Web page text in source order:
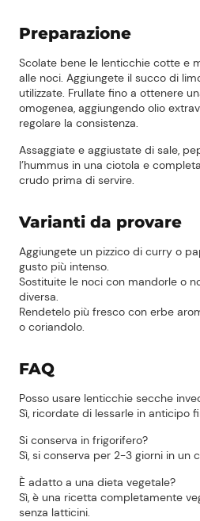
Preparazione
Scolate bene le lenticchie cotte e
alle noci. Aggiungete il succo di
utilizzate. Frullate fino a ottenere
omogenea, aggiungendo olio
regolare la consistenza.
Assaggiate e aggiustate di sale,
l’hummus in una ciotola e
crudo prima di servire.
Varianti da provare
Aggiungete un pizzico di curry o
gusto più intenso.
Sostituite le noci con mandorle o
diversa.
Rendetelo più fresco con erbe
o coriandolo.
FAQ
Posso usare lenticchie secche
Sì, ricordate di lessarle in anticipo
Si conserva in frigorifero?
Sì, si conserva per 2-3 giorni in un
È adatto a una dieta vegetale?
Sì, è una ricetta completamente
senza latticini.